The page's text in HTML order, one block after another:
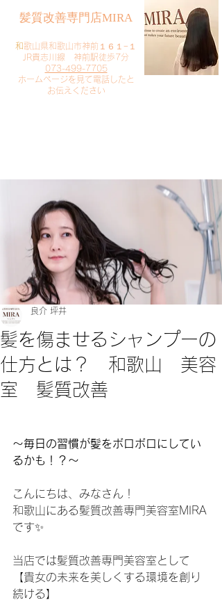
​髪質改善専門店MIRA
​和歌山県和歌山市神前１６１−１
JR貴志川線 神前駅徒歩7分
073-499-7705
​ホームページを見て電話したと
お伝えください
髪を傷ませるシャンプーの
仕方とは？ 和歌山 美容
室 髪質改善
良介 坪井
～毎日の習慣が髪をボロボロにしてい
るかも！？～
こんにちは、みなさん！
和歌山にある髪質改善専門美容室MIRA
です✨
当店では髪質改善専門美容室として
【貴女の未来を美しくする環境を創り
続ける】